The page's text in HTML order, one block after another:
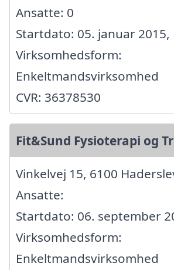
Ansatte: 0
Startdato: 05. januar 2015,
Virksomhedsform:
Enkeltmandsvirksomhed
CVR: 36378530
Fit&Sund Fysioterapi og
Vinkelvej 15, 6100
Ansatte:
Startdato: 06. september
Virksomhedsform:
Enkeltmandsvirksomhed